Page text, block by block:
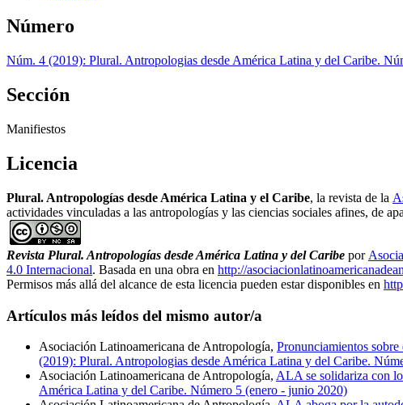
Número
Núm. 4 (2019): Plural. Antropologias desde América Latina y del Caribe.
Sección
Manifiestos
Licencia
Plural. Antropologías desde América Latina y el Caribe, la revista de la
actividades vinculadas a las antropologías y las ciencias sociales afines, de
Revista Plural. Antropologías desde América Latina y del Caribe por
4.0 Internacional. Basada en una obra en http://
Permisos más allá del alcance de esta licencia pueden estar disponibles en
Artículos más leídos del mismo autor/a
Asociación Latinoamericana de Antropología, Pronunciamientos
(2019): Plural. Antropologias desde América Latina y del Caribe.
Asociación Latinoamericana de Antropología, ALA se solidariza con
América Latina y del Caribe. Número 5 (enero - junio 2020)